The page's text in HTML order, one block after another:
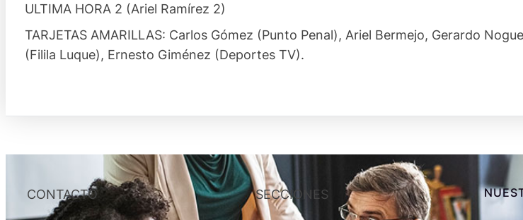
ULTIMA HORA 2 (Ariel Ramírez 2)
TARJETAS AMARILLAS: Carlos Gómez (Punto Penal), Ariel Bermejo, Gerardo
(Filila Luque), Ernesto Giménez (Deportes TV).
CONTACTO SECCIONES